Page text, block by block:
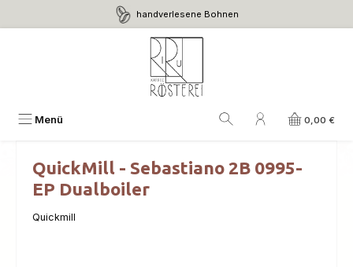
Zum Hauptinhalt springen handverlesene Bohnen
Menü 0,00 €
QuickMill - Sebastiano 2B 0995-
EP Dualboiler
Quickmill